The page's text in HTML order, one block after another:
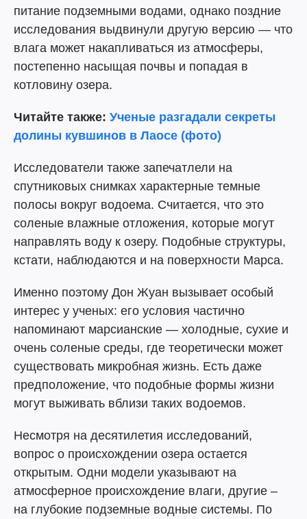
питание подземными водами, однако поздние
исследования выдвинули другую версию — что
влага может накапливаться из атмосферы,
постепенно насыщая почвы и попадая в
котловину озера.
Читайте также: Ученые разгадали секреты
долины кувшинов в Лаосе (фото)
Исследователи также запечатлели на
спутниковых снимках характерные темные
полосы вокруг водоема. Считается, что это
соленые влажные отложения, которые могут
направлять воду к озеру. Подобные структуры,
кстати, наблюдаются и на поверхности Марса.
Именно поэтому Дон Жуан вызывает особый
интерес у ученых: его условия частично
напоминают марсианские — холодные, сухие и
очень соленые среды, где теоретически может
существовать микробная жизнь. Есть даже
предположение, что подобные формы жизни
могут выживать вблизи таких водоемов.
Несмотря на десятилетия исследований,
вопрос о происхождении озера остается
открытым. Одни модели указывают на
атмосферное происхождение влаги, другие –
на глубокие подземные водные системы. По